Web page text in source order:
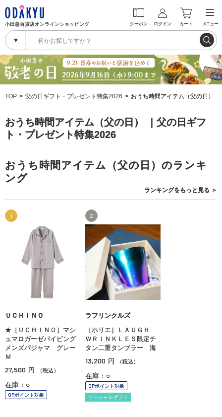
小田急百貨店オンラインショッピング クーポン ログイン カート メニュー
TOP 父の日ギフト・プレゼント特集2026 おうち時間アイテム（父の日）
おうち時間アイテム（父の日） ｜父の日ギフ
ト・プレゼント特集2026
おうち時間アイテム（父の日）のランキ
ング
ランキングをもっと見る ＞
1
ＵＣＨＩＮＯ
★［ＵＣＨＩＮＯ］マシ
ュマロガーゼパイピング
メンズパジャマ グレー
Ｍ
27,500 円 （税込）
在庫：○
OPポイント対象
2
ラフリンクルズ
［ホリエ］ＬＡＵＧＨ
ＷＲＩＮＫＬＥＳ限定チ
タン二重タンブラー 海
13,200 円 （税込）
在庫：○
OPポイント対象
ソーシャルギフト